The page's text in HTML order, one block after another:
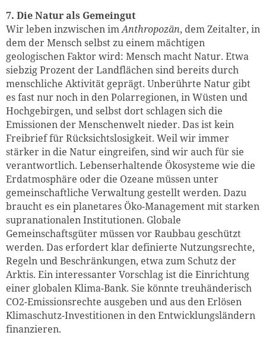
7. Die Natur als Gemeingut
Wir leben inzwischen imAnthropozän, dem Zeitalter, in
dem der Mensch selbst zu einem mächtigen
geologischen Faktor wird: Mensch macht Natur. Etwa
siebzig Prozent der Landflächen sind bereits durch
menschliche Aktivität geprägt. Unberührte Natur gibt
es fast nur noch in den Polarregionen, in Wüsten und
Hochgebirgen, und selbst dort schlagen sich die
Emissionen der Menschenwelt nieder. Das ist kein
Freibrief für Rücksichtslosigkeit. Weil wir immer
stärker in die Natur eingreifen, sind wir auch für sie
verantwortlich. Lebenserhaltende Ökosysteme wie die
Erdatmosphäre oder die Ozeane müssen unter
gemeinschaftliche Verwaltung gestellt werden. Dazu
braucht es ein planetares Öko-Management mit starken
supranationalen Institutionen. Globale
Gemeinschaftsgüter müssen vor Raubbau geschützt
werden. Das erfordert klar definierte Nutzungsrechte,
Regeln und Beschränkungen, etwa zum Schutz der
Arktis. Ein interessanter Vorschlag ist die Einrichtung
einer globalen Klima-Bank. Sie könnte treuhänderisch
CO2-Emissionsrechte ausgeben und aus den Erlösen
Klimaschutz-Investitionen in den Entwicklungsländern
finanzieren.
Zum Warenkorb
weiter lesen Zum Warenkorb